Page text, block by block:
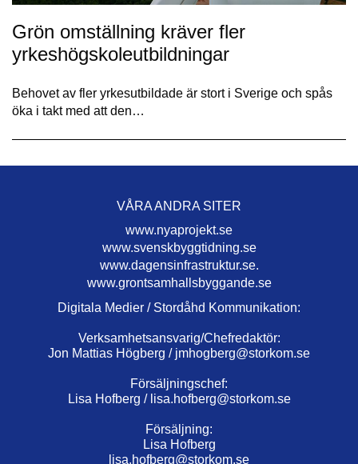
Grön omställning kräver fler
yrkeshögskoleutbildningar
Behovet av fler yrkesutbildade är stort i Sverige och spås
öka i takt med att den…
VÅRA ANDRA SITER
www.nyaprojekt.se
www.svenskbyggtidning.se
www.dagensinfrastruktur.se.
www.grontsamhallsbyggande.se
Digitala Medier / Stordåhd Kommunikation:
Verksamhetsansvarig/Chefredaktör:
Jon Mattias Högberg / jmhogberg@storkom.se
Försäljningschef:
Lisa Hofberg / lisa.hofberg@storkom.se
Försäljning:
Lisa Hofberg
lisa.hofberg@storkom.se